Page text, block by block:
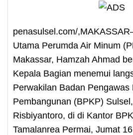
penasulsel.com/
Utama Perumda Air Minum
Makassar, Hamzah Ahmad
Kepala Bagian menemui
Perwakilan Badan Pengawas
Pembangunan (BPKP)
Risbiyantoro, di di Kantor
Tamalanrea Permai, Jumat